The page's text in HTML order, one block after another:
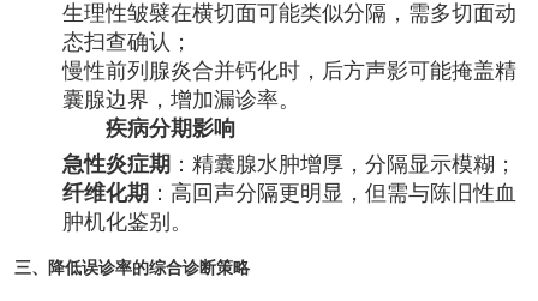
生理性皱襞在横切面可能类似分隔，需多切面动
态扫查确认；
慢性前列腺炎合并钙化时，后方声影可能掩盖精
囊腺边界，增加漏诊率。
疾病分期影响
急性炎症期 ：精囊腺水肿增厚，分隔显示模糊；
纤维化期 ：高回声分隔更明显，但需与陈旧性血
肿机化鉴别。
三、降低误诊率的综合诊断策略